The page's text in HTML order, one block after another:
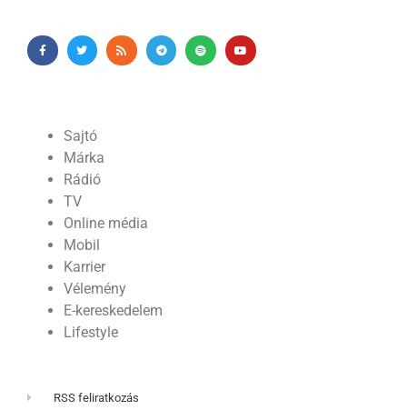
Sajtó
Márka
Rádió
TV
Online média
Mobil
Karrier
Vélemény
E-kereskedelem
Lifestyle
RSS feliratkozás